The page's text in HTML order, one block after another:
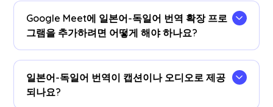
translation minutes if needed.
Google Meet에 일본어-독일어 번역 확장 프로
그램을 추가하려면 어떻게 해야 하나요?
language preferences, and get instant real-time
Japanese to German AI translation on Google
Meet.
일본어-독일어 번역이 캡션이나 오디오로 제공
되나요?